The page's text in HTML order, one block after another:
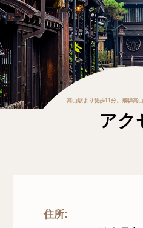
高山駅より徒歩11分。飛騨高
アク
住所: